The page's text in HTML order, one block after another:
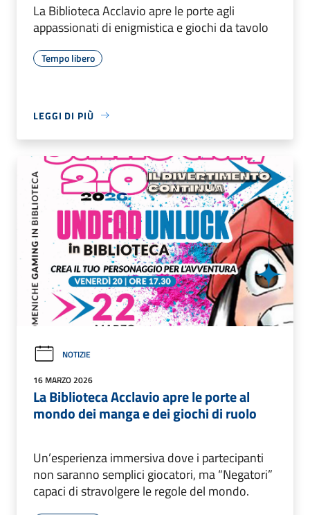
La Biblioteca Acclavio apre le porte agli
appassionati di enigmistica e giochi da tavolo
Tempo libero
LEGGI DI PIÙ
NOTIZIE
16 MARZO 2026
La Biblioteca Acclavio apre le porte al
mondo dei manga e dei giochi di ruolo
Un’esperienza immersiva dove i partecipanti
non saranno semplici giocatori, ma “Negatori”
capaci di stravolgere le regole del mondo.